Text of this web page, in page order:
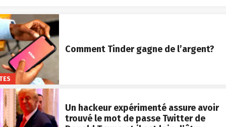
Comment Tinder gagne de l’argent?
Un hackeur expérimenté assure avoir
trouvé le mot de passe Twitter de